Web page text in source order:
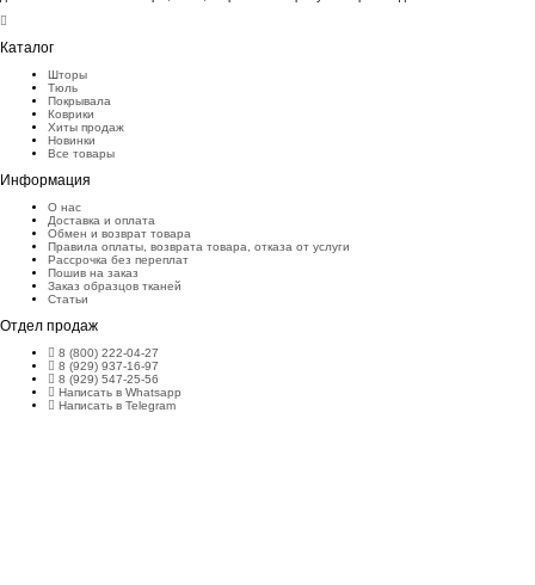
Каталог
Шторы
Тюль
Покрывала
Коврики
Хиты продаж
Новинки
Все товары
Информация
О нас
Доставка и оплата
Обмен и возврат товара
Правила оплаты, возврата товара, отказа от услуги
Рассрочка без переплат
Пошив на заказ
Заказ образцов тканей
Статьи
Отдел продаж
8 (800) 222-04-27
8 (929) 937-16-97
8 (929) 547-25-56
Написать в Whatsapp
Написать в Telegram